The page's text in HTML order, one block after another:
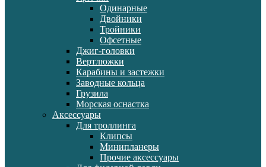
Одинарные
Двойники
Тройники
Офсетные
Джиг-головки
Вертлюжки
Карабины и застежки
Заводные кольца
Грузила
Морская оснастка
Аксессуары
Для троллинга
Клипсы
Минипланеры
Прочие аксессуары